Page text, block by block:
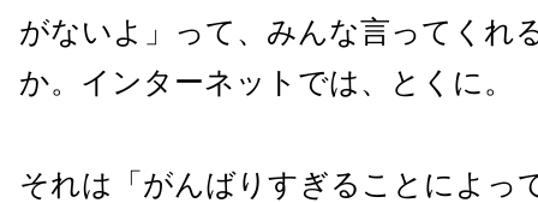
がないよ」って、みんな言ってくれ
か。インターネットでは、とくに。
それは「がんばりすぎることによっ